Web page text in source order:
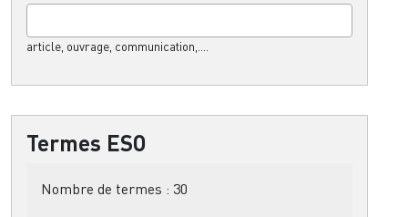
article, ouvrage, communication,....
Termes ESO
Nombre de termes : 30